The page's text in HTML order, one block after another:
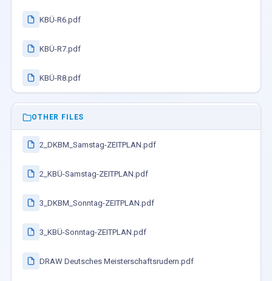
KBÜ-R6.pdf
KBÜ-R7.pdf
KBÜ-R8.pdf
OTHER FILES
2_DKBM_Samstag-ZEITPLAN.pdf
2_KBÜ-Samstag-ZEITPLAN.pdf
3_DKBM_Sonntag-ZEITPLAN.pdf
3_KBÜ-Sonntag-ZEITPLAN.pdf
DRAW Deutsches Meisterschaftsrudern.pdf